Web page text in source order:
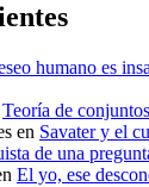
humano es
Teoría de conjuntos
en Savater y el
de una
El yo, ese